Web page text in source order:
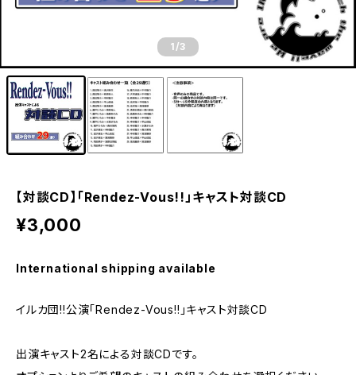
1 /3
【対談CD】「Rendez-Vous!!」キャスト対談CD
¥3,000
International shipping available
イルカ団!!公演「Rendez-Vous!!」キャスト対談CD
出演キャスト2名による対談CDです。